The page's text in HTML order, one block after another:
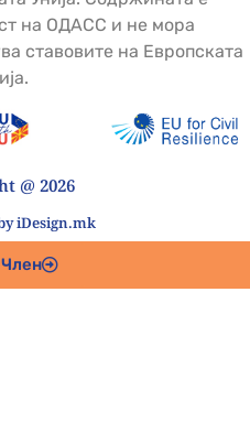
на ОДАСС и не мора
ставовите на Европската
@ 2026
iDesign.mk